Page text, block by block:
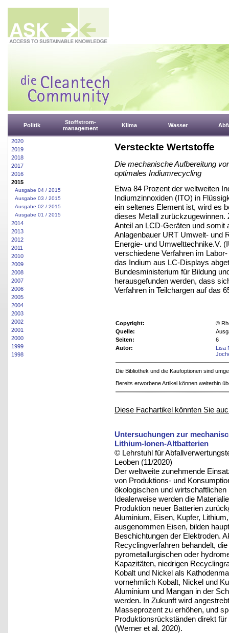
Politik
Stoffstrom-
management
Klima Wasser
2020
2019
2018
2017
2016
2015
Ausgabe 04 / 2015
Ausgabe 03 / 2015
Ausgabe 02 / 2015
Ausgabe 01 / 2015
2014
2013
2012
2011
2010
2009
2008
2007
2006
2005
2004
2003
2002
2001
2000
1999
1998
Versteckte Wertstoffe
Die mechanische Aufbereitung
optimales Indiumrecycling
Etwa 84 Prozent der weltweiten
Indiumzinnoxiden (ITO) in
ein seltenes Element ist, wird es
dieses Metall
Anteil an LCD-Geräten und
Anlagenbauer URT Umwelt- und
Energie- und Umwelttechnike.V.
verschiedene Verfahren im
das Indium aus LC-Displays
Bundesministerium für Bildung
herausgefunden werden, dass
Verfahren in Teilchargen auf das
Copyright:
©
Quelle:
Seiten:
6
Autor:
Die Bibliothek und die Kaufoptionen sind
Bereits erworbene Artikel können weiterhin
Diese Fachartikel könnten Sie
Untersuchungen zur
Lithium-Ionen-Altbatterien
© Lehrstuhl für
Leoben (11/2020)
Der weltweite zunehmende
von Produktions- und
ökologischen und
Idealerweise werden die
Produktion neuer Batterien
Aluminium, Eisen, Kupfer,
ausgenommen Eisen, bilden
Beschichtungen der Elektroden.
Recyclingverfahren behandelt,
pyrometallurgischen oder
Kapazitäten, niedrigen
Kobalt und Nickel als
vornehmlich Kobalt, Nickel und
Aluminium und Mangan in der
werden. In Zukunft wird
Masseprozent zu erhöhen, und
Produktionsrückständen direkt
(Werner et al. 2020).